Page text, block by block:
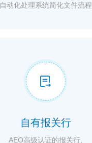
自动化处理系统简化文件流程

自有报关行
AEO高级认证的报关行,